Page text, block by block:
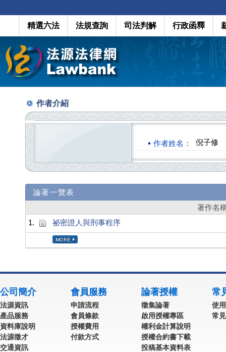
精選六法 法規查詢 司法判解 行政函釋
作者介紹
作者姓名： 倪子修
論著一覽表
著作名
1.
祕密證人與刑事程序
公司簡介
法源資訊
產品服務
資料庫說明
法源徵才
交通資訊
會員服務
申請流程
會員條款
授權費用
付款方式
論著授權
徵集論著
啟用授權專區
權利金計算說明
授權合約書下載
投稿基本資料表
常
使
常